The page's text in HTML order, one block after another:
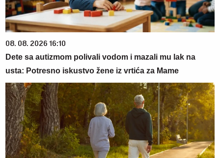
08. 08. 2026 16:10
Dete sa autizmom polivali vodom i mazali mu lak na
usta: Potresno iskustvo žene iz vrtića za Mame